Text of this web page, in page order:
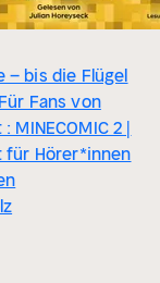
– bis die Flügel
Fans von
MINECOMIC 2 |
für Hörer*innen